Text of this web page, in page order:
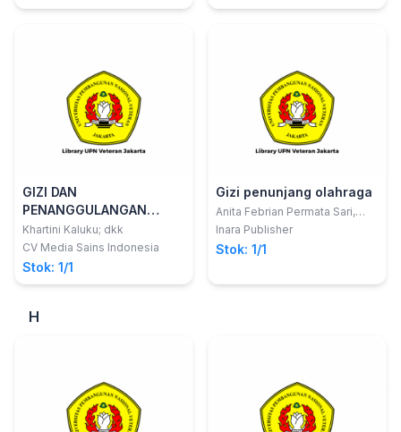
GIZI DAN
PENANGGULANGAN
BENCANA
Khartini Kaluku; dkk
CV Media Sains Indonesia
Stok: 1/1
Gizi penunjang olahraga
Anita Febrian Permata Sari,
S.Gz., dkk
Inara Publisher
Stok: 1/1
H